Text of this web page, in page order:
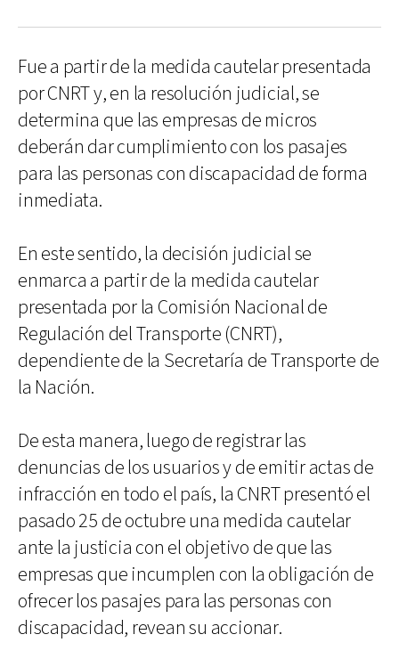
Fue a partir de la medida cautelar presentada
por CNRT y, en la resolución judicial, se
determina que las empresas de micros
deberán dar cumplimiento con los pasajes
para las personas con discapacidad de forma
inmediata.
En este sentido, la decisión judicial se
enmarca a partir de la medida cautelar
presentada por la Comisión Nacional de
Regulación del Transporte (CNRT),
dependiente de la Secretaría de Transporte de
la Nación.
De esta manera, luego de registrar las
denuncias de los usuarios y de emitir actas de
infracción en todo el país, la CNRT presentó el
pasado 25 de octubre una medida cautelar
ante la justicia con el objetivo de que las
empresas que incumplen con la obligación de
ofrecer los pasajes para las personas con
discapacidad, revean su accionar.